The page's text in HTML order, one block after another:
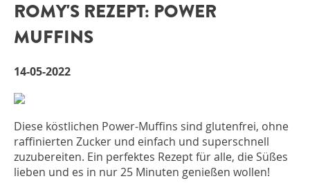
ROMY'S REZEPT: POWER
MUFFINS
14-05-2022
Diese köstlichen Power-Muffins sind glutenfrei, ohne
raffinierten Zucker und einfach und superschnell
zuzubereiten. Ein perfektes Rezept für alle, die Süßes
lieben und es in nur 25 Minuten genießen wollen!